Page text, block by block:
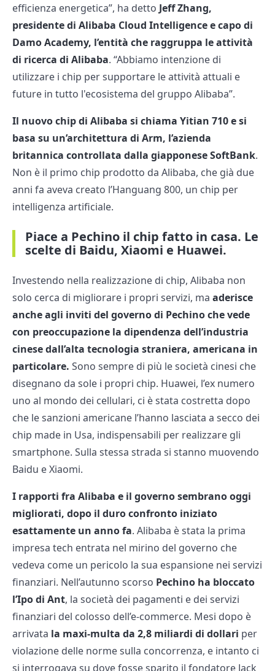
efficienza energetica”, ha detto Jeff Zhang,
presidente di Alibaba Cloud Intelligence e capo di
Damo Academy, l’entità che raggruppa le attività
di ricerca di Alibaba. “Abbiamo intenzione di
utilizzare i chip per supportare le attività attuali e
future in tutto l'ecosistema del gruppo Alibaba”.
Il nuovo chip di Alibaba si chiama Yitian 710 e si
basa su un’architettura di Arm, l’azienda
britannica controllata dalla giapponese SoftBank.
Non è il primo chip prodotto da Alibaba, che già due
anni fa aveva creato l’Hanguang 800, un chip per
intelligenza artificiale.
Piace a Pechino il chip fatto in casa. Le
scelte di Baidu, Xiaomi e Huawei.
Investendo nella realizzazione di chip, Alibaba non
solo cerca di migliorare i propri servizi, ma aderisce
anche agli inviti del governo di Pechino che vede
con preoccupazione la dipendenza dell’industria
cinese dall’alta tecnologia straniera, americana in
particolare. Sono sempre di più le società cinesi che
disegnano da sole i propri chip. Huawei, l’ex numero
uno al mondo dei cellulari, ci è stata costretta dopo
che le sanzioni americane l’hanno lasciata a secco dei
chip made in Usa, indispensabili per realizzare gli
smartphone. Sulla stessa strada si stanno muovendo
Baidu e Xiaomi.
I rapporti fra Alibaba e il governo sembrano oggi
migliorati, dopo il duro confronto iniziato
esattamente un anno fa. Alibaba è stata la prima
impresa tech entrata nel mirino del governo che
vedeva come un pericolo la sua espansione nei servizi
finanziari. Nell’autunno scorso Pechino ha bloccato
l’Ipo di Ant, la società dei pagamenti e dei servizi
finanziari del colosso dell’e-commerce. Mesi dopo è
arrivata la maxi-multa da 2,8 miliardi di dollari per
violazione delle norme sulla concorrenza, e intanto ci
si interrogava su dove fosse sparito il fondatore Jack